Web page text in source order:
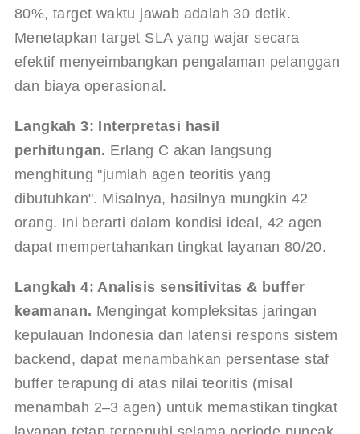
80%, target waktu jawab adalah 30 detik.
Menetapkan target SLA yang wajar secara
efektif menyeimbangkan pengalaman pelanggan
dan biaya operasional.
Langkah 3: Interpretasi hasil
perhitungan. Erlang C akan langsung
menghitung "jumlah agen teoritis yang
dibutuhkan". Misalnya, hasilnya mungkin 42
orang. Ini berarti dalam kondisi ideal, 42 agen
dapat mempertahankan tingkat layanan 80/20.
Langkah 4: Analisis sensitivitas & buffer
keamanan. Mengingat kompleksitas jaringan
kepulauan Indonesia dan latensi respons sistem
backend, dapat menambahkan persentase staf
buffer terapung di atas nilai teoritis (misal
menambah 2–3 agen) untuk memastikan tingkat